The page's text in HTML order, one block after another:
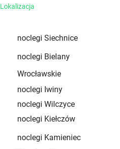
Lokalizacja
noclegi Siechnice
noclegi Bielany
Wrocławskie
noclegi Iwiny
noclegi Wilczyce
noclegi Kiełczów
noclegi Kamieniec